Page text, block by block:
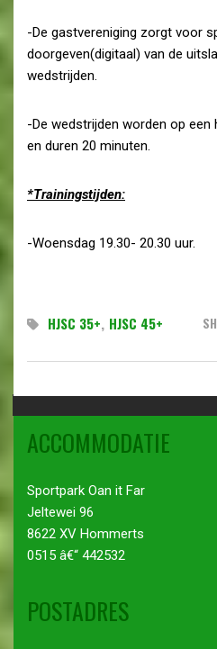
-De gastvereniging zorgt voor
doorgeven(digitaal) van de
wedstrijden.
-De wedstrijden worden op
en duren 20 minuten.
*Trainingstijden:
-Woensdag 19.30- 20.30 uur.
HJSC 35+, HJSC 45+
ACCOMMODATIE
Sportpark Oan it Far
Jeltewei 96
8622 XV Hommerts
0515 â€“ 442532
POSTADRES